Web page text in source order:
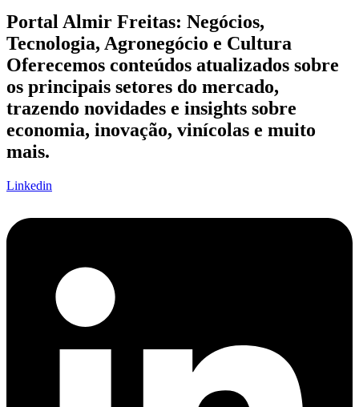
Portal Almir Freitas: Negócios,
Tecnologia, Agronegócio e Cultura
Oferecemos conteúdos atualizados sobre
os principais setores do mercado,
trazendo novidades e insights sobre
economia, inovação, vinícolas e muito
mais.
Linkedin